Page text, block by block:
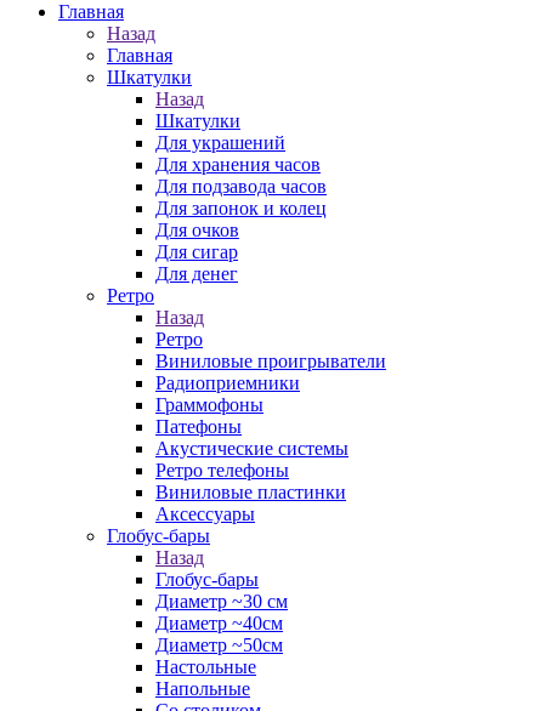
Главная
Назад
Главная
Шкатулки
Назад
Шкатулки
Для украшений
Для хранения часов
Для подзавода часов
Для запонок и колец
Для очков
Для сигар
Для денег
Ретро
Назад
Ретро
Виниловые проигрыватели
Радиоприемники
Граммофоны
Патефоны
Акустические системы
Ретро телефоны
Виниловые пластинки
Аксессуары
Глобус-бары
Назад
Глобус-бары
Диаметр ~30 см
Диаметр ~40см
Диаметр ~50см
Настольные
Напольные